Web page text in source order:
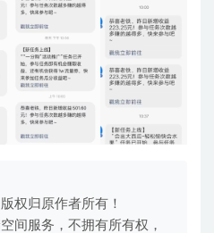
权归原作者所有！
间服务，不拥有所有权，